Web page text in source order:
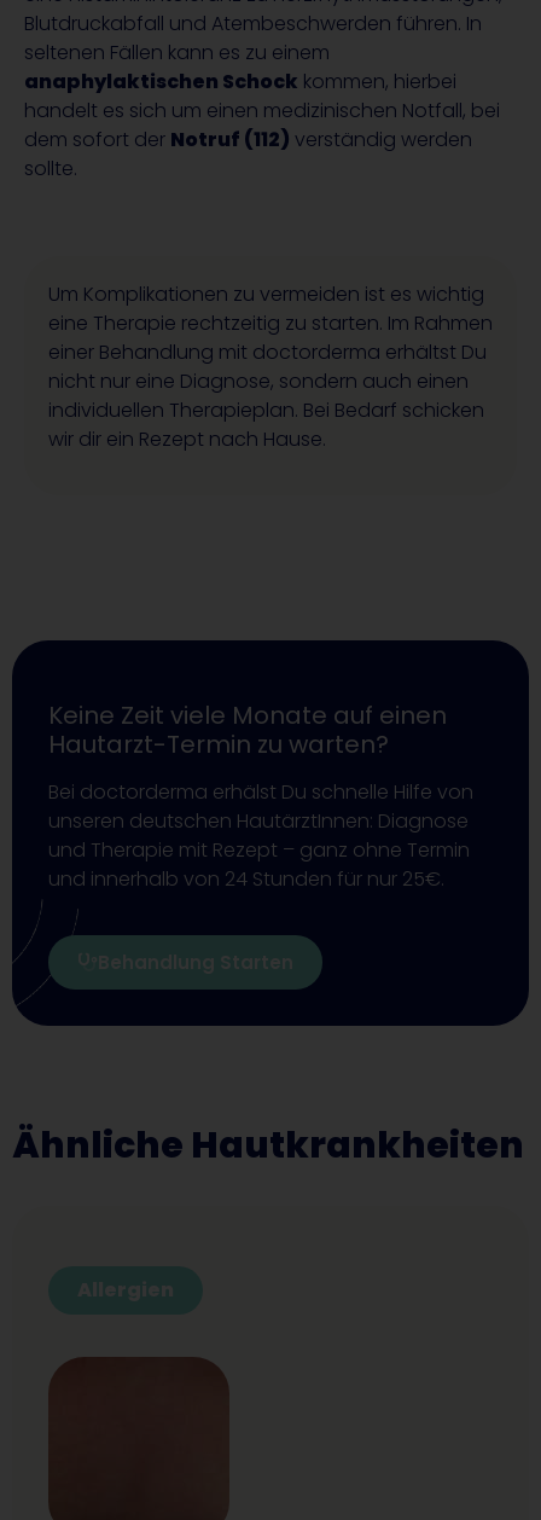
Blutdruckabfall und Atembeschwerden führen. In
seltenen Fällen kann es zu einem
anaphylaktischen Schock kommen, hierbei
handelt es sich um einen medizinischen Notfall, bei
dem sofort der Notruf (112) verständig werden
sollte.
Um Komplikationen zu vermeiden ist es wichtig
eine Therapie rechtzeitig zu starten. Im Rahmen
einer Behandlung mit doctorderma erhältst Du
nicht nur eine Diagnose, sondern auch einen
individuellen Therapieplan. Bei Bedarf schicken
wir dir ein Rezept nach Hause.
Keine Zeit viele Monate auf einen
Hautarzt-Termin zu warten?
Bei doctorderma erhälst Du schnelle Hilfe von
unseren deutschen HautärztInnen: Diagnose
und Therapie mit Rezept – ganz ohne Termin
und innerhalb von 24 Stunden für nur 25€.
Behandlung Starten
Ähnliche Hautkrankheiten
Allergien